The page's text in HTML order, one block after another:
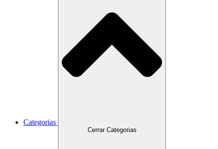
Categorias
Cerrar Categorias